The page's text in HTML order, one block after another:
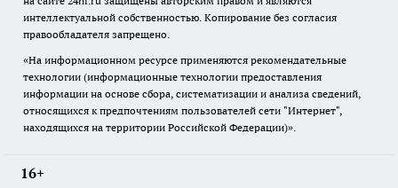
интеллектуальной собственностью. Копирование без согласия
правообладателя запрещено.
«На информационном ресурсе применяются рекомендательные
технологии (информационные технологии предоставления
информации на основе сбора, систематизации и анализа сведений,
относящихся к предпочтениям пользователей сети "Интернет",
находящихся на территории Российской Федерации)».
16+